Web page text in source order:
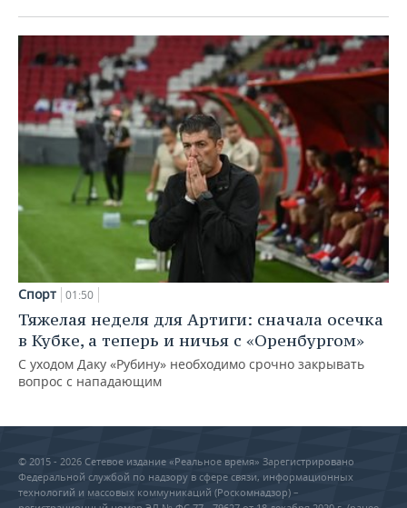
Спорт 01:50
Тяжелая неделя для Артиги: сначала осечка
в Кубке, а теперь и ничья с «Оренбургом»
С уходом Даку «Рубину» необходимо срочно закрывать
вопрос с нападающим
© 2015 - 2026 Сетевое издание «Реальное время» Зарегистрировано
Федеральной службой по надзору в сфере связи, информационных
технологий и массовых коммуникаций (Роскомнадзор) –